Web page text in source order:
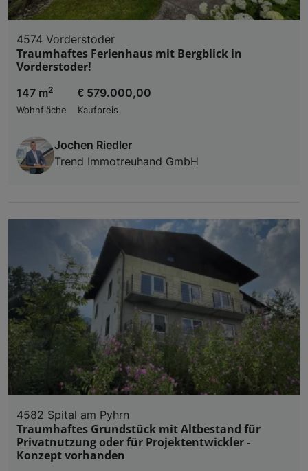
4574 Vorderstoder
Traumhaftes Ferienhaus mit Bergblick in
Vorderstoder!
147 m2
Wohnfläche
€ 579.000,00
Kaufpreis
Jochen Riedler
Trend Immotreuhand GmbH
4582 Spital am Pyhrn
Traumhaftes Grundstück mit Altbestand für
Privatnutzung oder für Projektentwickler -
Konzept vorhanden